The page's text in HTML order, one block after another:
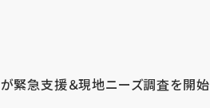
緊急支援＆現地ニーズ調査を開始